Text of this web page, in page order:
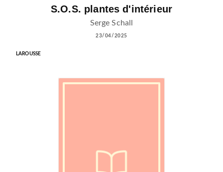
S.O.S. plantes d'intérieur
Serge Schall
23/04/2025
LAROUSSE